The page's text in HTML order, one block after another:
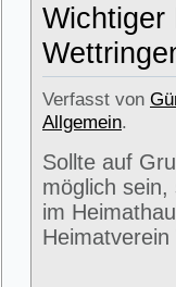
Wichtiger
Verfasst von
Allgemein.
Sollte auf
möglich
im